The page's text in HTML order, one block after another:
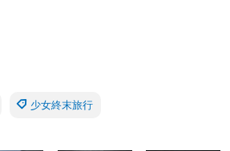
少女終末旅行